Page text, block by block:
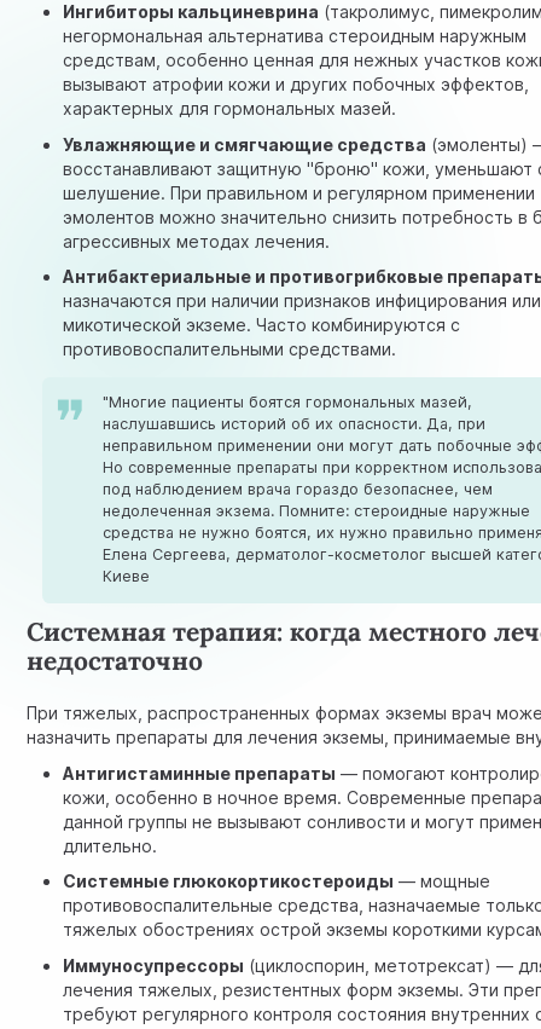
Ингибиторы кальциневрина (такролимус,
негормональная альтернатива стероидным наружным
средствам, особенно ценная для нежных участков
вызывают атрофии кожи и других побочных эффектов,
характерных для гормональных мазей.
Увлажняющие и смягчающие средства (эмоленты)
восстанавливают защитную "броню" кожи, уменьшают
шелушение. При правильном и регулярном применении
эмолентов можно значительно снизить потребность в
агрессивных методах лечения.
Антибактериальные и противогрибковые
назначаются при наличии признаков инфицирования
микотической экземе. Часто комбинируются с
противовоспалительными средствами.
"Многие пациенты боятся гормональных мазей,
наслушавшись историй об их опасности. Да, при
неправильном применении они могут дать побочные
Но современные препараты при корректном
под наблюдением врача гораздо безопаснее, чем
недолеченная экзема. Помните: стероидные наружные
средства не нужно боятся, их нужно правильно
Елена Сергеева, дерматолог-косметолог высшей
Киеве
Системная терапия: когда местного
недостаточно
При тяжелых, распространенных формах экземы врач
назначить препараты для лечения экземы, принимаемые
Антигистаминные препараты — помогают
кожи, особенно в ночное время. Современные
данной группы не вызывают сонливости и могут
длительно.
Системные глюкокортикостероиды — мощные
противовоспалительные средства, назначаемые
тяжелых обострениях острой экземы короткими
Иммуносупрессоры (циклоспорин, метотрексат) —
лечения тяжелых, резистентных форм экземы. Эти
требуют регулярного контроля состояния внутренних